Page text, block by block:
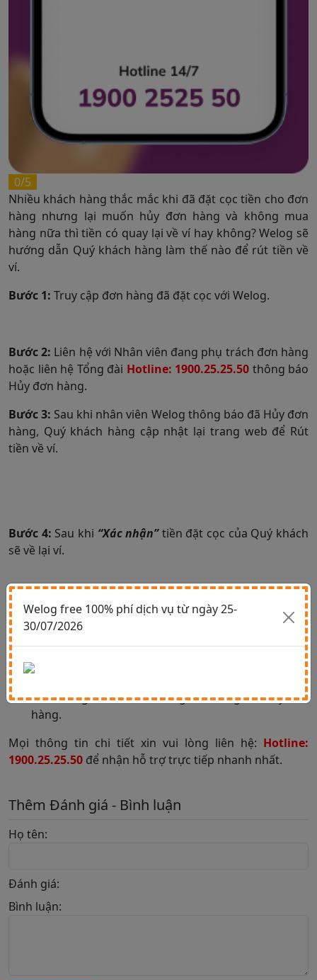
0/5
Nhiều khách hàng thắc mắc khi đã đặt cọc tiền cho đơn
hàng nhưng lại muốn hủy đơn hàng và không mua
hàng nữa thì tiền có quay lại về ví hay không? Welog sẽ
hướng dẫn Quý khách hàng làm thế nào để rút tiền về
ví.
Bước 1: Truy cập đơn hàng đã đặt cọc với Welog.
Bước 2: Liên hệ với Nhân viên đang phụ trách đơn hàng
hoặc liên hệ Tổng đài Hotline: 1900.25.25.50 thông báo
Hủy đơn hàng.
Bước 3: Sau khi nhân viên Welog thông báo đã Hủy đơn
hàng, Quý khách hàng cập nhật lại trang web để Rút
tiền về ví.
Bước 4: Sau khi “Xác nhận”tiền đặt cọc của Quý khách
sẽ về lại ví.
Chú ý:
Trong trường hợp đơn hàng của Quý khách đã
chuyển sang trạng thái “Đã mua hàng” hoặc Nhân
viên thông báo đã mua hàng thì không thể hủy đơn
hàng.
Mọi thông tin chi tiết xin vui lòng liên hệ: Hotline:
1900.25.25.50 để nhận hỗ trợ trực tiếp nhanh nhất.
Thêm Đánh giá - Bình luận
Họ tên:
Đánh giá:
Bình luận:
Welog free 100% phí dịch vụ từ ngày 25-
30/07/2026